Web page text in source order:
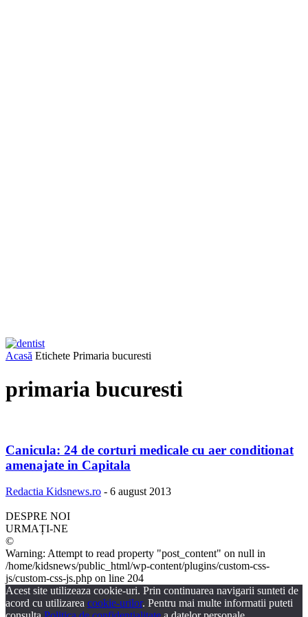
Acasă Etichete Primaria bucuresti
primaria bucuresti
Canicula: 24 de corturi medicale cu aer conditionat
amenajate in Capitala
Redactia Kidsnews.ro - 6 august 2013
DESPRE NOI
URMAȚI-NE
©
Warning: Attempt to read property "post_content" on null in
/home/kidsnews/public_html/wp-content/plugins/custom-css-
js/custom-css-js.php on line 204
Acest site utilizeaza cookie-uri. Prin continuarea navigarii sunteti de
acord cu utilizarea cookie-urilor. Pentru mai multe informatii puteti